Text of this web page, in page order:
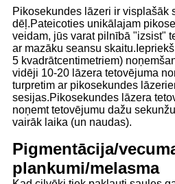
Pikosekundes lāzeri ir visplašāk
dēļ.Pateicoties unikālajam
veidam, jūs varat pilnībā "izsist"
ar mazāku seansu
5 kvadrātcentimetriem)
vidēji 10-20 lāzera tetovējuma
turpretim ar pikosekundes
sesijas.Pikosekundes lāzera
noņemt tetovējumu dažu
vairāk laika (un naudas).
Pigmentācija/
plankumi/melasma